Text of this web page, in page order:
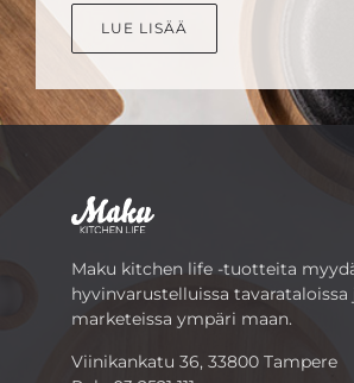
LUE LISÄÄ
Maku kitchen life -tuotteita
hyvinvarustelluissa tavarataloissa
marketeissa ympäri maan.
Viinikankatu 36, 33800 Tampere